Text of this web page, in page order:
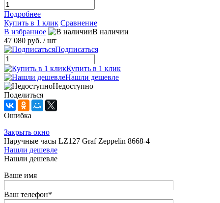
Подробнее
Купить в 1 клик Сравнение
В избранное
В наличии
47 080 руб. / шт
Подписаться
Купить в 1 клик
Нашли дешевле
Недоступно
Поделиться
Ошибка
Закрыть окно
Наручные часы LZ127 Graf Zeppelin 8668-4
Нашли дешевле
Нашли дешевле
Ваше имя
Ваш телефон*